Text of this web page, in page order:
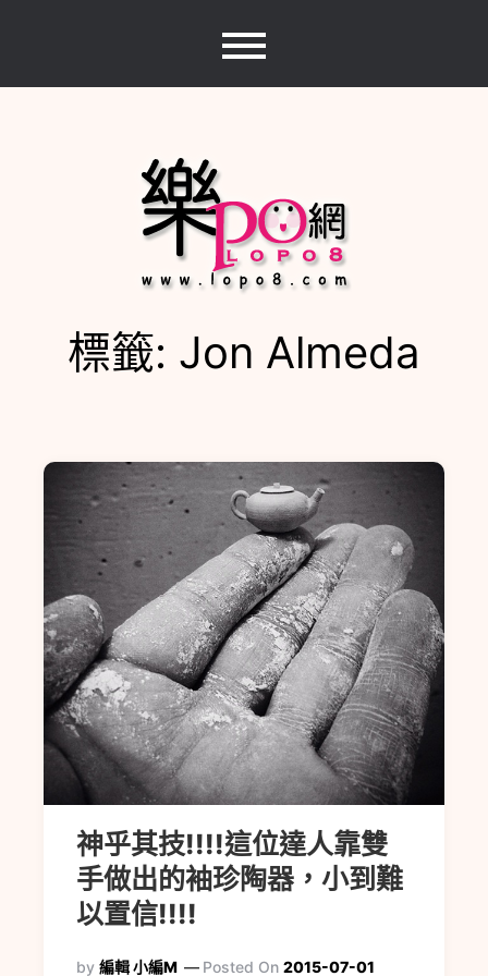
分享你的樂事，樂PO吧~
標籤: Jon Almeda
神乎其技!!!!這位達人靠雙
手做出的袖珍陶器，小到難
以置信!!!!
by 編輯 小編M Posted On 2015-07-01